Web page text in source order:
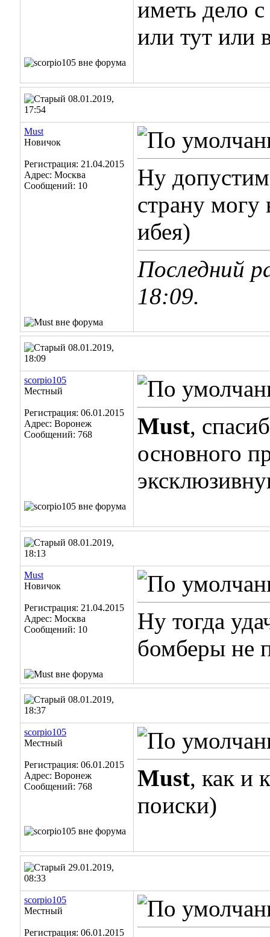
иметь дело
или тут или
08.01.2019,
17:54
Must
Новичок
Регистрация: 21.04.2015
Адрес: Москва
Сообщений: 10
Ну
страну
ибея)
Последний
18:09.
08.01.2019,
18:09
scorpio105
Местный
Регистрация: 06.01.2015
Адрес: Воронеж
Сообщений: 768
Must,
основного
08.01.2019,
18:13
Must
Новичок
Регистрация: 21.04.2015
Адрес: Москва
Сообщений: 10
Ну тогда
бомберы не
08.01.2019,
18:37
scorpio105
Местный
Регистрация: 06.01.2015
Адрес: Воронеж
Сообщений: 768
Must, как и
поиски)
29.01.2019,
08:33
scorpio105
Местный
Регистрация: 06.01.2015